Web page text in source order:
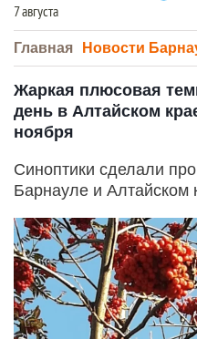
7 августа
Главная Новости
Жаркая плюсовая
день в Алтайском
ноября
Синоптики сделали
Барнауле и Алтайском